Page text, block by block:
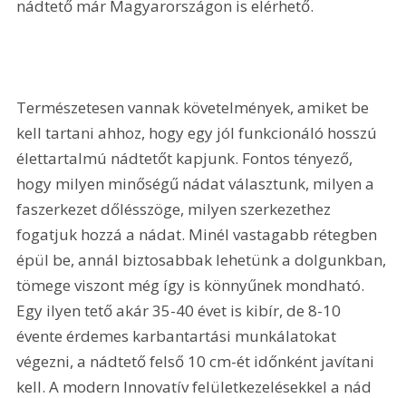
nádtető már Magyarországon is elérhető.
Természetesen vannak követelmények, amiket be
kell tartani ahhoz, hogy egy jól funkcionáló hosszú
élettartalmú nádtetőt kapjunk. Fontos tényező,
hogy milyen minőségű nádat választunk, milyen a
faszerkezet dőlésszöge, milyen szerkezethez
fogatjuk hozzá a nádat. Minél vastagabb rétegben
épül be, annál biztosabbak lehetünk a dolgunkban,
tömege viszont még így is könnyűnek mondható.
Egy ilyen tető akár 35-40 évet is kibír, de 8-10
évente érdemes karbantartási munkálatokat
végezni, a nádtető felső 10 cm-ét időnként javítani
kell. A modern Innovatív felületkezelésekkel a nád